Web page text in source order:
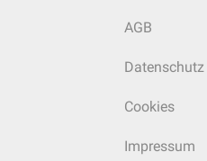
AGB
Datenschutz
Cookies
Impressum